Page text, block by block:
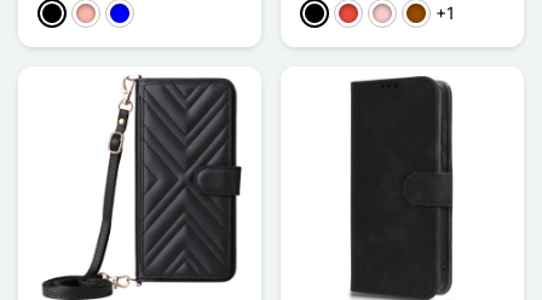
PretoOuro rosa
Azul PretoVermelho
RosaCastanho
+1